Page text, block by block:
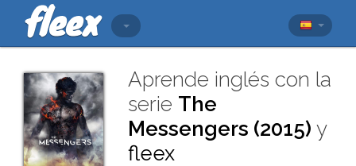
Aprende inglés con la
serie The
Messengers (2015) y
fleex